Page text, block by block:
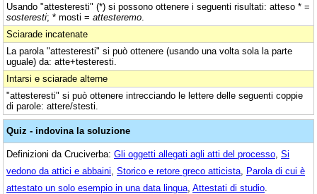
Usando "attesteresti" (*) si possono ottenere i seguenti risultati: atteso * =
sosteresti; * mosti = attesteremo
Sciarade incatenate
La parola "attesteresti" si può ottenere (usando una volta sola la parte
uguale) da: atte+testeresti.
Intarsi e sciarade alterne
"attesteresti" si può ottenere intrecciando le lettere delle seguenti coppie
di parole: attere/stesti.
Quiz - indovina la soluzione
Definizioni da Cruciverba: Gli oggetti allegati agli atti del processo Si
vedono da attici e abbaini Storico e retore greco atticista Parola di cui è
attestato un solo esempio in una data lingua Attestati di studio